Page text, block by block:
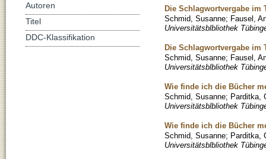
Die Schlagwortvergabe im
Schmid, Susanne; Fausel,
Universitätsblbliothek
Die Schlagwortvergabe im
Schmid, Susanne; Fausel,
Universitätsblbliothek
Wie finde ich die Bücher
Schmid, Susanne; Parditka,
Universitätsblbliothek
Wie finde ich die Bücher
Schmid, Susanne; Parditka,
Universitätsblbliothek
Autoren
Titel
DDC-Klassifikation